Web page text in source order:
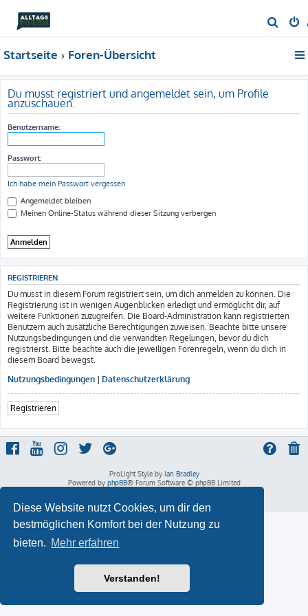
Diese Website nutzt Cookies, um dir den
bestmöglichen Komfort bei der Nutzung zu
bieten. Mehr erfahren
Verstanden!
u
Startseite Foren-Übersicht
Du musst registriert und angemeldet sein, um Profile
anzuschauen.
Benutzername:
Passwort:
Ich habe mein Passwort vergessen
Angemeldet bleiben
Meinen Online-Status während dieser Sitzung verbergen
REGISTRIEREN
Du musst in diesem Forum registriert sein, um dich anmelden zu können. Die
Registrierung ist in wenigen Augenblicken erledigt und ermöglicht dir, auf
weitere Funktionen zuzugreifen. Die Board-Administration kann registrierten
Benutzern auch zusätzliche Berechtigungen zuweisen. Beachte bitte unsere
Nutzungsbedingungen und die verwandten Regelungen, bevor du dich
registrierst. Bitte beachte auch die jeweiligen Forenregeln, wenn du dich in
diesem Board bewegst.
Nutzungsbedingungen | Datenschutzerklärung
Registrieren
ProLight Style by Ian Bradley
Powered by phpBB® Forum Software © phpBB Limited